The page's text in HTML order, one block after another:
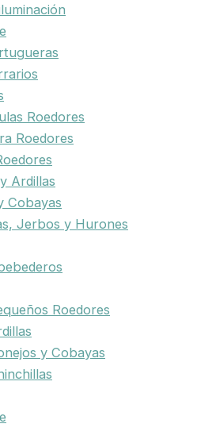
Roedores
Roedores
Ardillas
Cobayas
Jerbos y Hurones
Roedores
y Cobayas